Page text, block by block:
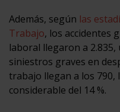
Además, según las
Trabajo, los accidentes
laboral llegaron a 2.835,
siniestros graves en
trabajo llegan a los
considerable del 14 %.